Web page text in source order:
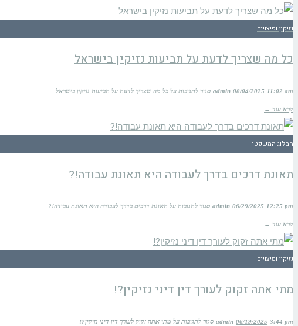
נזיקין ופיצויים
כל מה שצריך לדעת על תביעות נזיקין בישראל
admin 08/04/2025 11:02 am סגור לתגובות על כל מה שצריך לדעת על תביעות נזיקין בישראל
קרא עוד ←
הבלוג המשפטי
תאונת דרכים בדרך לעבודה היא תאונת עבודה!?
admin 06/29/2025 12:25 pm סגור לתגובות על תאונת דרכים בדרך לעבודה היא תאונת עבודה!?
קרא עוד ←
נזיקין ופיצויים
מתי אתה זקוק לעורך דין דיני נזיקין?!
admin 06/19/2025 3:44 pm סגור לתגובות על מתי אתה זקוק לעורך דין דיני נזיקין?!